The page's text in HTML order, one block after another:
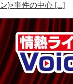
ン)>事件の中心 […]